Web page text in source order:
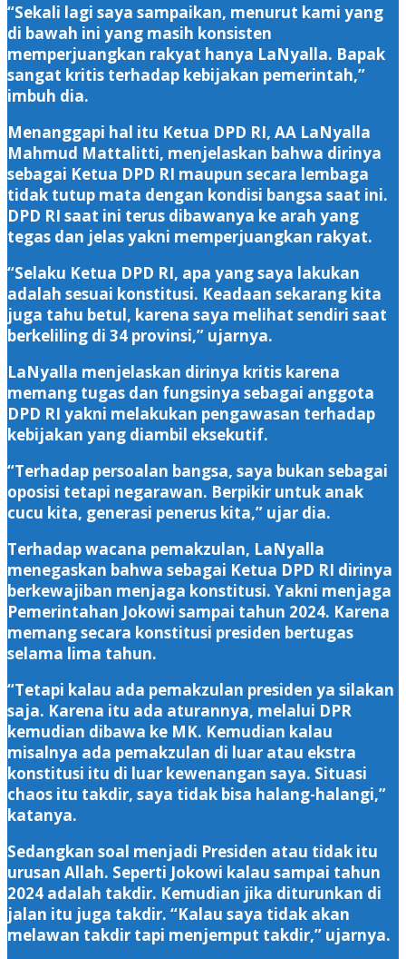
“Sekali lagi saya sampaikan, menurut kami yang
di bawah ini yang masih konsisten
memperjuangkan rakyat hanya LaNyalla. Bapak
sangat kritis terhadap kebijakan pemerintah,”
imbuh dia.
Menanggapi hal itu Ketua DPD RI, AA LaNyalla
Mahmud Mattalitti, menjelaskan bahwa dirinya
sebagai Ketua DPD RI maupun secara lembaga
tidak tutup mata dengan kondisi bangsa saat ini.
DPD RI saat ini terus dibawanya ke arah yang
tegas dan jelas yakni memperjuangkan rakyat.
“Selaku Ketua DPD RI, apa yang saya lakukan
adalah sesuai konstitusi. Keadaan sekarang kita
juga tahu betul, karena saya melihat sendiri saat
berkeliling di 34 provinsi,” ujarnya.
LaNyalla menjelaskan dirinya kritis karena
memang tugas dan fungsinya sebagai anggota
DPD RI yakni melakukan pengawasan terhadap
kebijakan yang diambil eksekutif.
“Terhadap persoalan bangsa, saya bukan sebagai
oposisi tetapi negarawan. Berpikir untuk anak
cucu kita, generasi penerus kita,” ujar dia.
Terhadap wacana pemakzulan, LaNyalla
menegaskan bahwa sebagai Ketua DPD RI dirinya
berkewajiban menjaga konstitusi. Yakni menjaga
Pemerintahan Jokowi sampai tahun 2024. Karena
memang secara konstitusi presiden bertugas
selama lima tahun.
“Tetapi kalau ada pemakzulan presiden ya silakan
saja. Karena itu ada aturannya, melalui DPR
kemudian dibawa ke MK. Kemudian kalau
misalnya ada pemakzulan di luar atau ekstra
konstitusi itu di luar kewenangan saya. Situasi
chaos itu takdir, saya tidak bisa halang-halangi,”
katanya.
Sedangkan soal menjadi Presiden atau tidak itu
urusan Allah. Seperti Jokowi kalau sampai tahun
2024 adalah takdir. Kemudian jika diturunkan di
jalan itu juga takdir. “Kalau saya tidak akan
melawan takdir tapi menjemput takdir,” ujarnya.